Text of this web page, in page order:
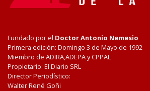
Fundado por el Doctor Antonio Nemesio
Primera edición: Domingo 3 de Mayo de 1992
Miembro de ADIRA,ADEPA y CPPAL
Propietario: El Diario SRL
Director Periodístico:
Walter René Goñi